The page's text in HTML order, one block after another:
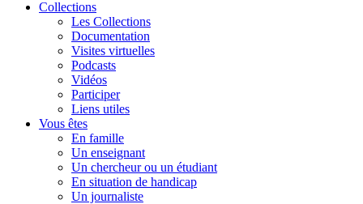
Collections
Les Collections
Documentation
Visites virtuelles
Podcasts
Vidéos
Participer
Liens utiles
Vous êtes
En famille
Un enseignant
Un chercheur ou un étudiant
En situation de handicap
Un journaliste